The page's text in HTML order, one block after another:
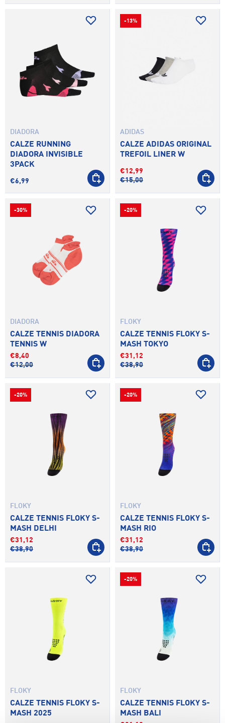
DIADORA
CALZE RUNNING
DIADORA INVISIBLE
3PACK
€6,99
AGGIUNGI AL CARRELLO
-13%
ADIDAS
CALZE ADIDAS ORIGINAL
TREFOIL LINER W
€12,99
€15,00
-30%
DIADORA
CALZE TENNIS DIADORA
TENNIS W
€8,40
€12,00
SCEGLI OPZIONI
-20%
FLOKY
CALZE TENNIS FLOKY S-
MASH TOKYO
€31,12
€38,90
SCEGLI
-20%
FLOKY
CALZE TENNIS FLOKY S-
MASH DELHI
€31,12
€38,90
SCEGLI OPZIONI
-20%
FLOKY
CALZE TENNIS FLOKY S-
MASH RIO
€31,12
€38,90
FLOKY
CALZE TENNIS FLOKY S-
MASH 2025
-20%
FLOKY
CALZE TENNIS FLOKY S-
MASH BALI